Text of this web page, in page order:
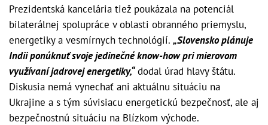
Prezidentská kancelária tiež poukázala na potenciál
bilaterálnej spolupráce v oblasti obranného priemyslu,
energetiky a vesmírnych technológií. „Slovensko plánuje
Indii ponúknuť svoje jedinečné know-how pri mierovom
využívaní jadrovej energetiky,“dodal úrad hlavy štátu.
Diskusia nemá vynechať ani aktuálnu situáciu na
Ukrajine a s tým súvisiacu energetickú bezpečnosť, ale aj
bezpečnostnú situáciu na Blízkom východe.